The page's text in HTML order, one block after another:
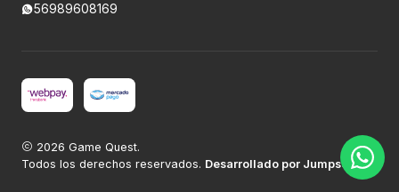
56989608169
2026 Game Quest.
Todos los derechos reservados. Desarrollado por Jumpseller.